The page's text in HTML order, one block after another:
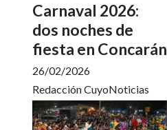
Carnaval 2026:
dos noches de
fiesta en Concarán
Redacción CuyoNoticias
26/02/2026